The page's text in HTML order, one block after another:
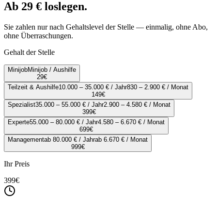
Ab 29 € loslegen.
Sie zahlen nur nach Gehaltslevel der Stelle — einmalig, ohne Abo,
ohne Überraschungen.
Gehalt der Stelle
MinijobMinijob / Aushilfe
29€
Teilzeit & Aushilfe10.000 – 35.000 € / Jahr830 – 2.900 € / Monat
149€
Spezialist35.000 – 55.000 € / Jahr2.900 – 4.580 € / Monat
399€
Experte55.000 – 80.000 € / Jahr4.580 – 6.670 € / Monat
699€
Managementab 80.000 € / Jahrab 6.670 € / Monat
999€
Ihr Preis
399€